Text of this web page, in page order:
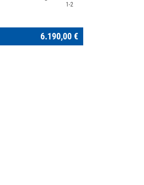
1-2
6.190,00 €